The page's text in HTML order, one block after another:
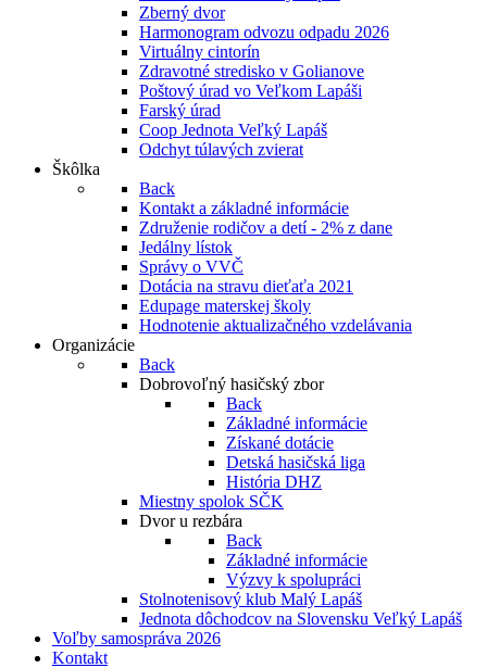
Zberný dvor
Harmonogram odvozu odpadu 2026
Virtuálny cintorín
Zdravotné stredisko v Golianove
Poštový úrad vo Veľkom Lapáši
Farský úrad
Coop Jednota Veľký Lapáš
Odchyt túlavých zvierat
Škôlka
Back
Kontakt a základné informácie
Združenie rodičov a detí - 2% z dane
Jedálny lístok
Správy o VVČ
Dotácia na stravu dieťaťa 2021
Edupage materskej školy
Hodnotenie aktualizačného vzdelávania
Organizácie
Back
Dobrovoľný hasičský zbor
Back
Základné informácie
Získané dotácie
Detská hasičská liga
História DHZ
Miestny spolok SČK
Dvor u rezbára
Back
Základné informácie
Výzvy k spolupráci
Stolnotenisový klub Malý Lapáš
Jednota dôchodcov na Slovensku Veľký Lapáš
Voľby samospráva 2026
Kontakt